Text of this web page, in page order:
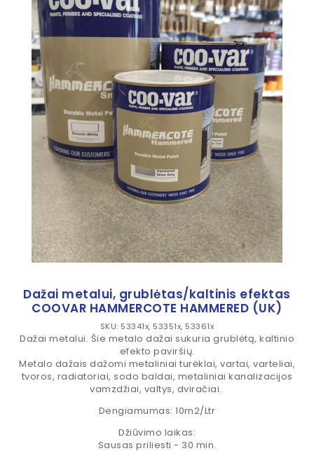
Dažai metalui, grublėtas/kaltinis efektas
COOVAR HAMMERCOTE HAMMERED (UK)
SKU: 53341x, 53351x, 53361x
Dažai metalui. Šie metalo dažai sukuria grublėtą, kaltinio
efekto paviršių.
Metalo dažais dažomi metaliniai turėklai, vartai, varteliai,
tvoros, radiatoriai, sodo baldai, metaliniai kanalizacijos
vamzdžiai, valtys, dviračiai.
Dengiamumas: 10m2/Ltr
Džiūvimo laikas:
Sausas priliesti - 30 min.